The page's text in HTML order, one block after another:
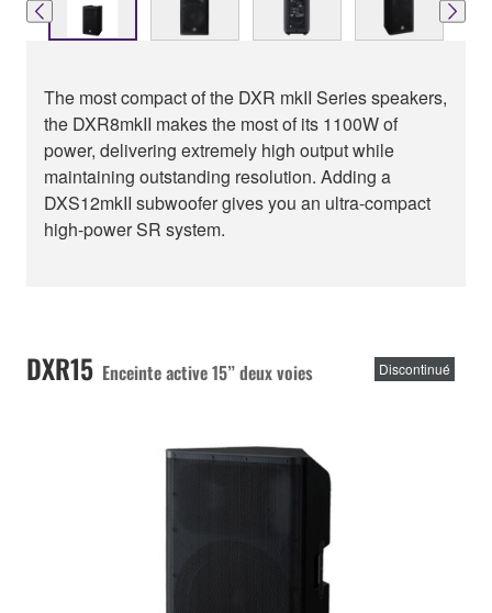
The most compact of the DXR mkII Series speakers,
the DXR8mkII makes the most of its 1100W of
power, delivering extremely high output while
maintaining outstanding resolution. Adding a
DXS12mkII subwoofer gives you an ultra-compact
high-power SR system.
DXR15 Enceinte active 15” deux voies Discontinué